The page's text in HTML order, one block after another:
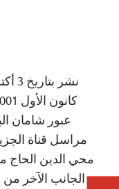
عبور شامان
مراسل قناة
محي الدين الحاج
الجانب الآخر